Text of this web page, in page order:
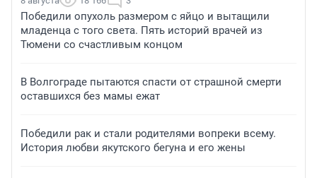
Победили опухоль размером с яйцо и вытащили
младенца с того света. Пять историй врачей из
Тюмени со счастливым концом
В Волгограде пытаются спасти от страшной смерти
оставшихся без мамы ежат
Победили рак и стали родителями вопреки всему.
История любви якутского бегуна и его жены